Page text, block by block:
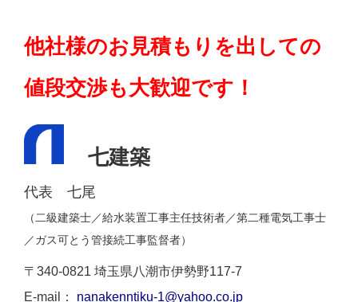
他社様のお見積もりを出しての
値段交渉も大歓迎です！
七建築
代表 七尾
（二級建築士／給水装置工事主任技術者／第二種電気工事士
／ガス可とう管接続工事監督者）
〒340-0821 埼玉県八潮市伊勢野117-7
E-mail：
nanakenntiku-1@yahoo.co.jp